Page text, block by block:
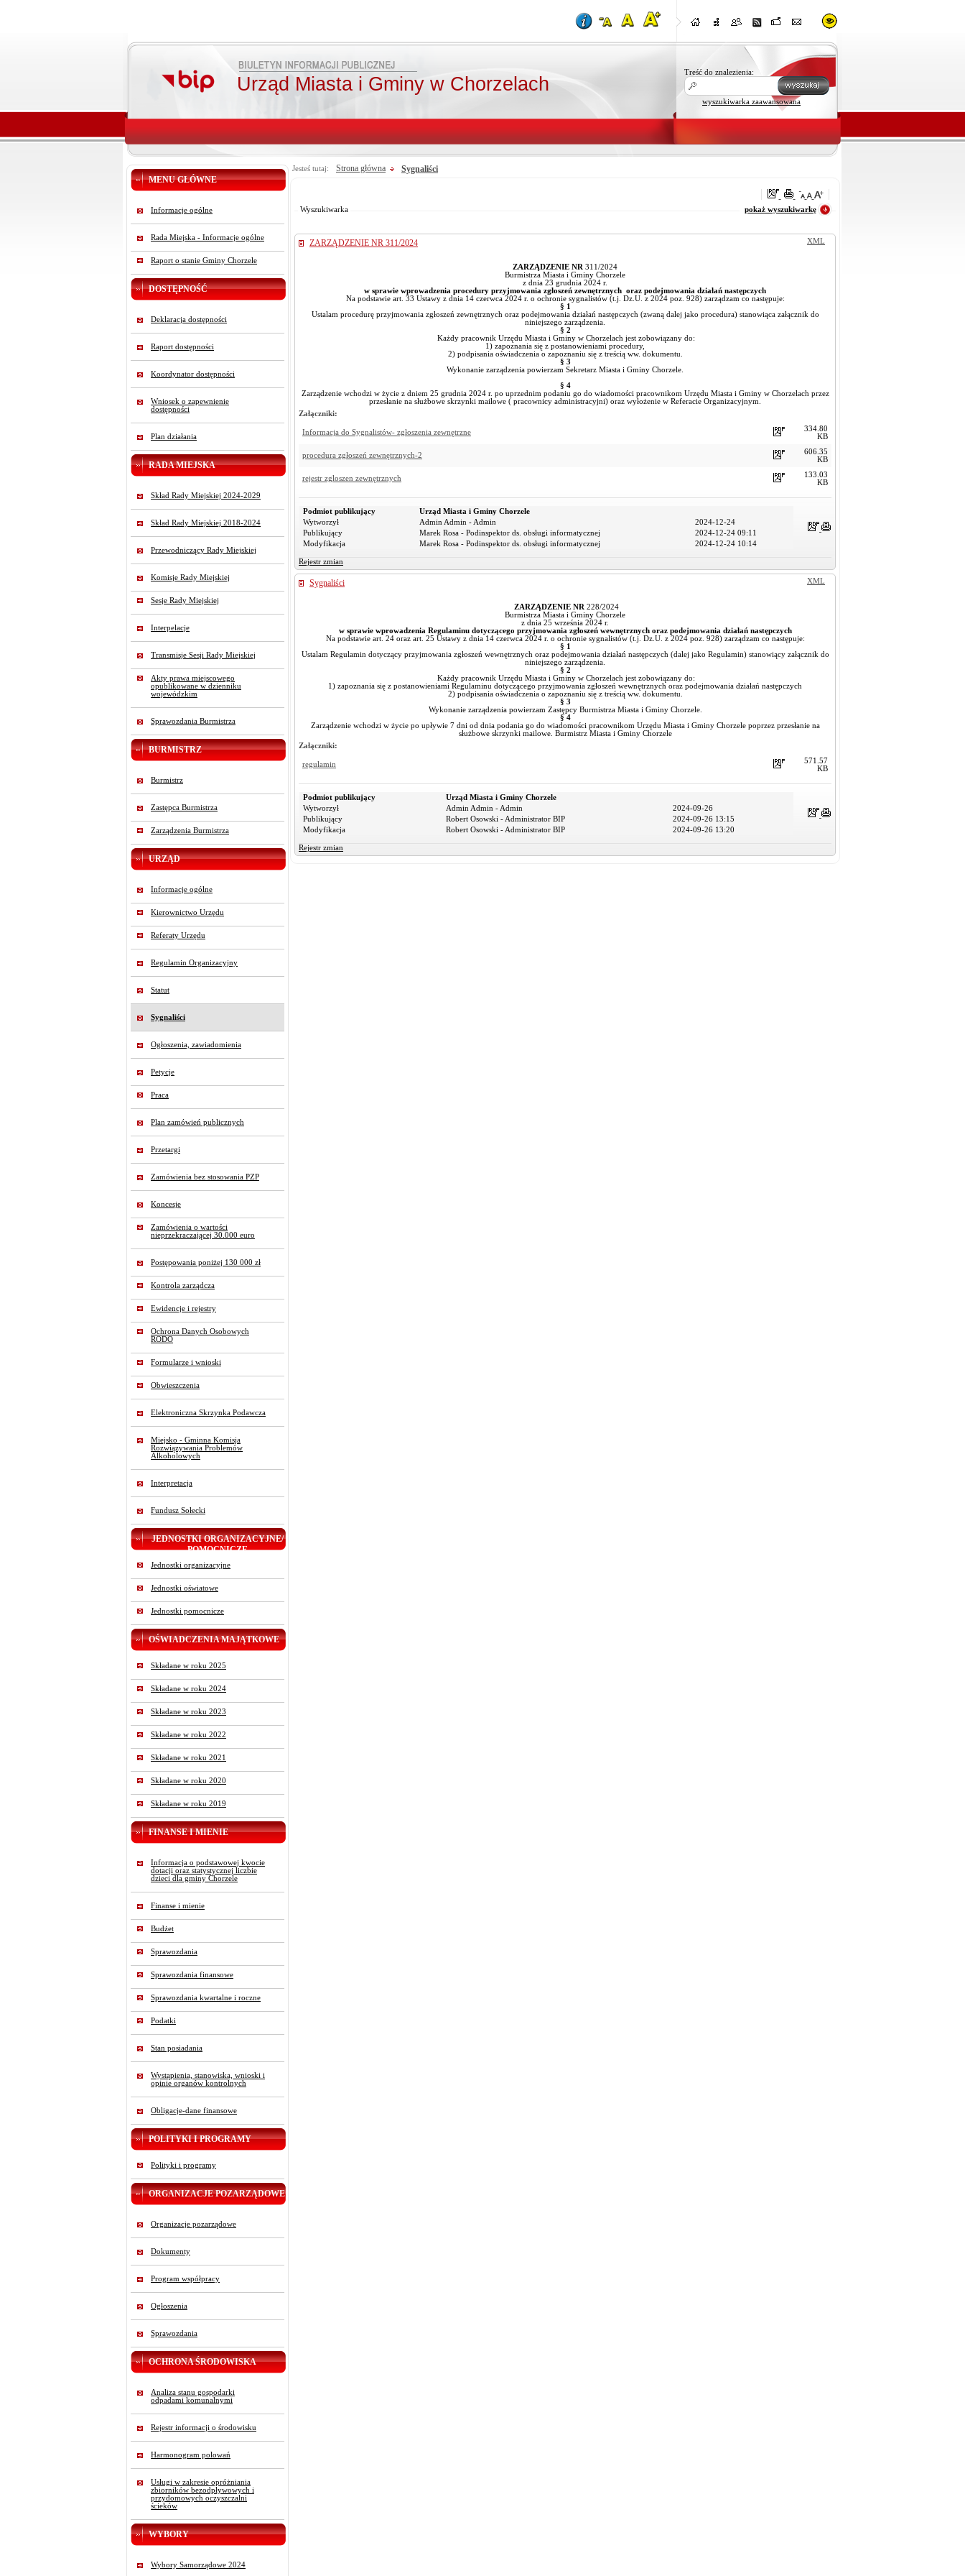
Urząd Miasta i Gminy w Chorzelach
Treść do znalezienia:
wyszukiwarka zaawansowana
MENU GŁÓWNE
Informacje ogólne
Rada Miejska - Informacje ogólne
Raport o stanie Gminy Chorzele
DOSTĘPNOŚĆ
Deklaracja dostępności
Raport dostępności
Koordynator dostępności
Wniosek o zapewnienie
dostępności
Plan działania
RADA MIEJSKA
Skład Rady Miejskiej 2024-2029
Skład Rady Miejskiej 2018-2024
Przewodniczący Rady Miejskiej
Komisje Rady Miejskiej
Sesje Rady Miejskiej
Interpelacje
Transmisje Sesji Rady Miejskiej
Akty prawa miejscowego
opublikowane w dzienniku
wojewódzkim
Sprawozdania Burmistrza
BURMISTRZ
Burmistrz
Zastępca Burmistrza
Zarządzenia Burmistrza
URZĄD
Informacje ogólne
Kierownictwo Urzędu
Referaty Urzędu
Regulamin Organizacyjny
Statut
Sygnaliści
Ogłoszenia, zawiadomienia
Petycje
Praca
Plan zamówień publicznych
Przetargi
Zamówienia bez stosowania PZP
Koncesje
Zamówienia o wartości
nieprzekraczającej 30.000 euro
Postępowania poniżej 130 000 zł
Kontrola zarządcza
Ewidencje i rejestry
Ochrona Danych Osobowych
RODO
Formularze i wnioski
Obwieszczenia
Elektroniczna Skrzynka Podawcza
Miejsko - Gminna Komisja
Rozwiązywania Problemów
Alkoholowych
Interpretacja
Fundusz Sołecki
JEDNOSTKI ORGANIZACYJNE/
POMOCNICZE
Jednostki organizacyjne
Jednostki oświatowe
Jednostki pomocnicze
OŚWIADCZENIA MAJĄTKOWE
Składane w roku 2025
Składane w roku 2024
Składane w roku 2023
Składane w roku 2022
Składane w roku 2021
Składane w roku 2020
Składane w roku 2019
FINANSE I MIENIE
Informacja o podstawowej kwocie
dotacji oraz statystycznej liczbie
dzieci dla gminy Chorzele
Finanse i mienie
Budżet
Sprawozdania
Sprawozdania finansowe
Sprawozdania kwartalne i roczne
Podatki
Stan posiadania
Wystąpienia, stanowiska, wnioski i
opinie organów kontrolnych
Obligacje-dane finansowe
POLITYKI I PROGRAMY
Polityki i programy
ORGANIZACJE POZARZĄDOWE
Organizacje pozarządowe
Dokumenty
Program współpracy
Ogłoszenia
Sprawozdania
OCHRONA ŚRODOWISKA
Analiza stanu gospodarki
odpadami komunalnymi
Rejestr informacji o środowisku
Harmonogram polowań
Usługi w zakresie opróżniania
zbiorników bezodpływowych i
przydomowych oczyszczalni
ścieków
WYBORY
Wybory Samorządowe 2024
Jesteś tutaj: Strona główna Sygnaliści
Wyszukiwarka pokaż wyszukiwarkę
XML
ZARZĄDZENIE NR 311/2024
ZARZĄDZENIE NR 311/2024
Burmistrza Miasta i Gminy Chorzele
z dnia 23 grudnia 2024 r.
w sprawie wprowadzenia procedury przyjmowania zgłoszeń zewnętrznych oraz podejmowania działań następczych
Na podstawie art. 33 Ustawy z dnia 14 czerwca 2024 r. o ochronie sygnalistów (t.j. Dz.U. z 2024 poz. 928) zarządzam co następuje:
§ 1
Ustalam procedurę przyjmowania zgłoszeń zewnętrznych oraz podejmowania działań następczych (zwaną dalej jako procedura) stanowiąca załącznik do
niniejszego zarządzenia.
§ 2
Każdy pracownik Urzędu Miasta i Gminy w Chorzelach jest zobowiązany do:
1) zapoznania się z postanowieniami procedury,
2) podpisania oświadczenia o zapoznaniu się z treścią ww. dokumentu.
§ 3
Wykonanie zarządzenia powierzam Sekretarz Miasta i Gminy Chorzele.
§ 4
Zarządzenie wchodzi w życie z dniem 25 grudnia 2024 r. po uprzednim podaniu go do wiadomości pracownikom Urzędu Miasta i Gminy w Chorzelach przez
przesłanie na służbowe skrzynki mailowe ( pracownicy administracyjni) oraz wyłożenie w Referacie Organizacyjnym.
Załączniki:
Informacja do Sygnalistów- zgłoszenia zewnętrzne
334.80
KB
procedura zgłoszeń zewnętrznych-2
606.35
KB
rejestr zgloszen zewnętrznych
133.03
KB
Podmiot publikujący
Urząd Miasta i Gminy Chorzele
Wytworzył
Admin Admin - Admin
2024-12-24
Publikujący
Marek Rosa - Podinspektor ds. obsługi informatycznej
2024-12-24 09:11
Modyfikacja
Marek Rosa - Podinspektor ds. obsługi informatycznej 2024-12-24 10:14
Rejestr zmian
XML
Sygnaliści
ZARZĄDZENIE NR 228/2024
Burmistrza Miasta i Gminy Chorzele
z dnia 25 września 2024 r.
w sprawie wprowadzenia Regulaminu dotyczącego przyjmowania zgłoszeń wewnętrznych oraz podejmowania działań następczych
Na podstawie art. 24 oraz art. 25 Ustawy z dnia 14 czerwca 2024 r. o ochronie sygnalistów (t.j. Dz.U. z 2024 poz. 928) zarządzam co następuje:
§ 1
Ustalam Regulamin dotyczący przyjmowania zgłoszeń wewnętrznych oraz podejmowania działań następczych (dalej jako Regulamin) stanowiący załącznik do
niniejszego zarządzenia.
§ 2
Każdy pracownik Urzędu Miasta i Gminy w Chorzelach jest zobowiązany do:
1) zapoznania się z postanowieniami Regulaminu dotyczącego przyjmowania zgłoszeń wewnętrznych oraz podejmowania działań następczych
2) podpisania oświadczenia o zapoznaniu się z treścią ww. dokumentu.
§ 3
Wykonanie zarządzenia powierzam Zastępcy Burmistrza Miasta i Gminy Chorzele.
§ 4
Zarządzenie wchodzi w życie po upływie 7 dni od dnia podania go do wiadomości pracownikom Urzędu Miasta i Gminy Chorzele poprzez przesłanie na
służbowe skrzynki mailowe. Burmistrz Miasta i Gminy Chorzele
Załączniki:
regulamin
571.57
KB
Podmiot publikujący
Urząd Miasta i Gminy Chorzele
Wytworzył
Admin Admin - Admin
2024-09-26
Publikujący
Robert Osowski - Administrator BIP
2024-09-26 13:15
Modyfikacja
Robert Osowski - Administrator BIP 2024-09-26 13:20
Rejestr zmian